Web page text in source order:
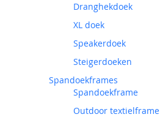
Dranghekdoek
XL doek
Speakerdoek
Steigerdoeken
Spandoekframes
Spandoekframe
Outdoor textielframe